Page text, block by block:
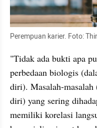
Perempuan karier. Foto:
"Tidak ada bukti apa
perbedaan biologis
diri). Masalah-masalah
diri) yang sering
memiliki korelasi